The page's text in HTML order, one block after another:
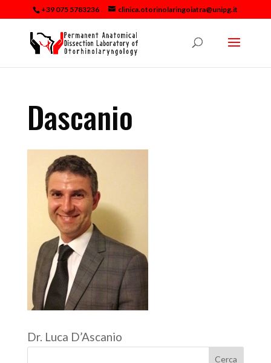
+39 075 5783236 clinica.otorinolaringoiatra@unipg.it
Dascanio
Dr. Luca D’Ascanio